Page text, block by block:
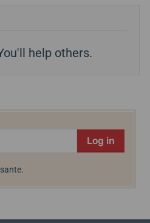
help others.
Log in